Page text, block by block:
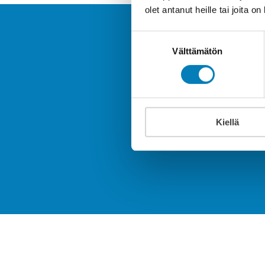
olet antanut heille tai joita
Välttämätön
Kiellä
Tee